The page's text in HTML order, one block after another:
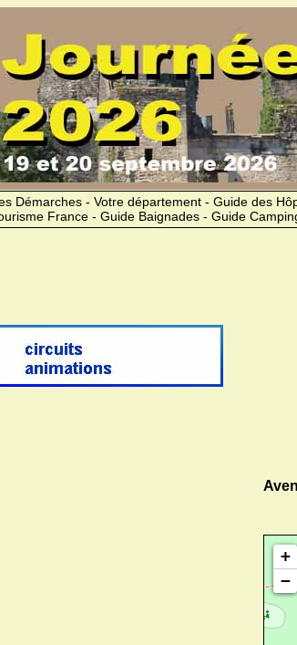
Démarches - Votre département - Guide des
France - Guide Baignades - Guide
+
−